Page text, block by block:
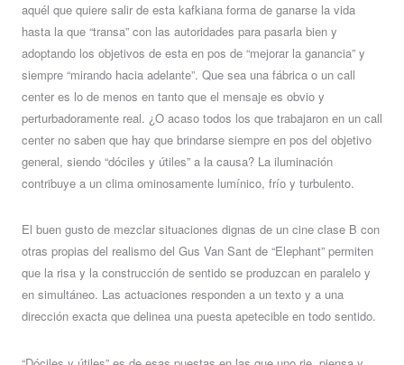
aquél que quiere salir de esta kafkiana forma de ganarse la vida
hasta la que “transa” con las autoridades para pasarla bien y
adoptando los objetivos de esta en pos de “mejorar la ganancia” y
siempre “mirando hacia adelante”. Que sea una fábrica o un call
center es lo de menos en tanto que el mensaje es obvio y
perturbadoramente real. ¿O acaso todos los que trabajaron en un call
center no saben que hay que brindarse siempre en pos del objetivo
general, siendo “dóciles y útiles” a la causa? La iluminación
contribuye a un clima ominosamente lumínico, frío y turbulento.
El buen gusto de mezclar situaciones dignas de un cine clase B con
otras propias del realismo del Gus Van Sant de “Elephant” permiten
que la risa y la construcción de sentido se produzcan en paralelo y
en simultáneo. Las actuaciones responden a un texto y a una
dirección exacta que delinea una puesta apetecible en todo sentido.